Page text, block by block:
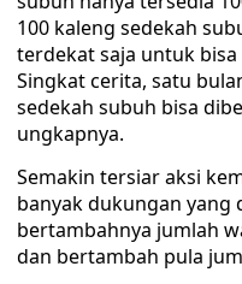
100 kaleng sedekah
terdekat saja untuk
Singkat cerita, satu
sedekah subuh bisa
ungkapnya.
Semakin tersiar aksi
banyak dukungan yang
bertambahnya jumlah
dan bertambah pula